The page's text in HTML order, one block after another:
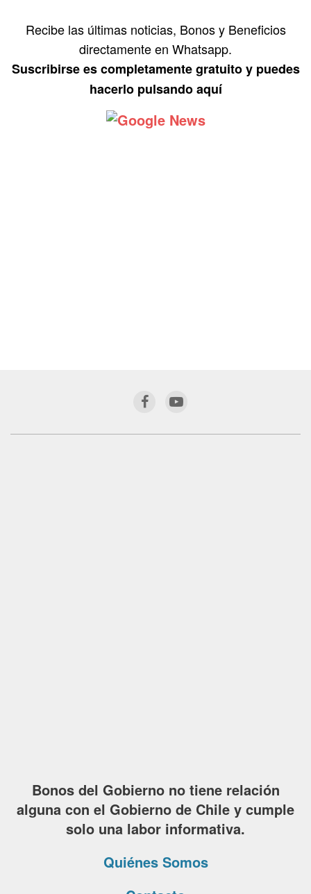
Recibe las últimas noticias, Bonos y Beneficios
directamente en Whatsapp.
Suscribirse es completamente gratuito y puedes
hacerlo pulsando aquí
Bonos del Gobierno no tiene relación
alguna con el Gobierno de Chile y cumple
solo una labor informativa.
Quiénes Somos